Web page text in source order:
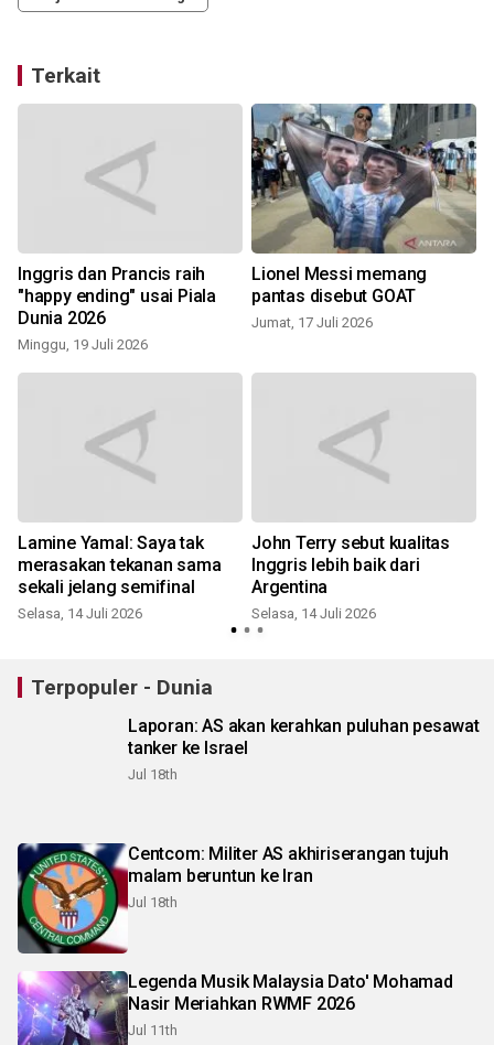
Terkait
Inggris dan Prancis raih
"happy ending" usai Piala
Dunia 2026
Minggu, 19 Juli 2026
Lionel Messi memang
pantas disebut GOAT
Jumat, 17 Juli 2026
Lamine Yamal: Saya tak
merasakan tekanan sama
sekali jelang semifinal
Selasa, 14 Juli 2026
John Terry sebut kualitas
Inggris lebih baik dari
Argentina
Selasa, 14 Juli 2026
Terpopuler - Dunia
Laporan: AS akan kerahkan puluhan pesawat
tanker ke Israel
Jul 18th
Centcom: Militer AS akhiriserangan tujuh
malam beruntun ke Iran
Jul 18th
Legenda Musik Malaysia Dato' Mohamad
Nasir Meriahkan RWMF 2026
Jul 11th